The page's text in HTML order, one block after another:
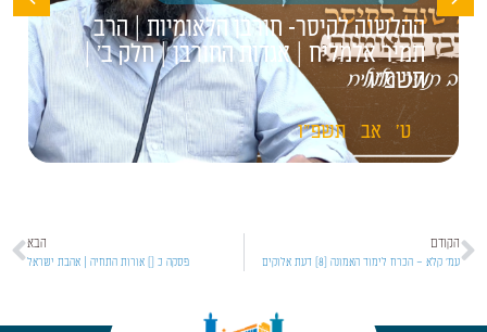
ההלשנה לקיסר- חורבן הלאומיות | הרב
תמיר אלמליח | אגדות החורבן | חלק ב' |
תשפ"ו
ט' אב תשפ"ו
הקודם
עמ' קלא – הכרח לימוד האמונה [8] דעת אלוקים
הבא
פסקה כ [] אורות התחיה | אהבת ישראל